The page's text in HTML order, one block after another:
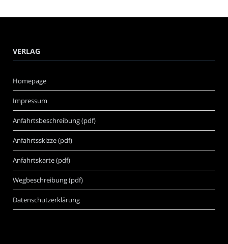
VERLAG
Homepage
Impressum
Anfahrtsbeschreibung (pdf)
Anfahrtsskizze (pdf)
Anfahrtskarte (pdf)
Wegbeschreibung (pdf)
Datenschutzerklärung